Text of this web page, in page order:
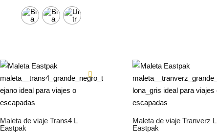
Maleta de viaje Trans4 L
Eastpak
Maleta de viaje Tranverz L
Eastpak